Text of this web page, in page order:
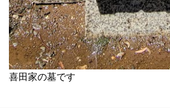
喜田家の墓です